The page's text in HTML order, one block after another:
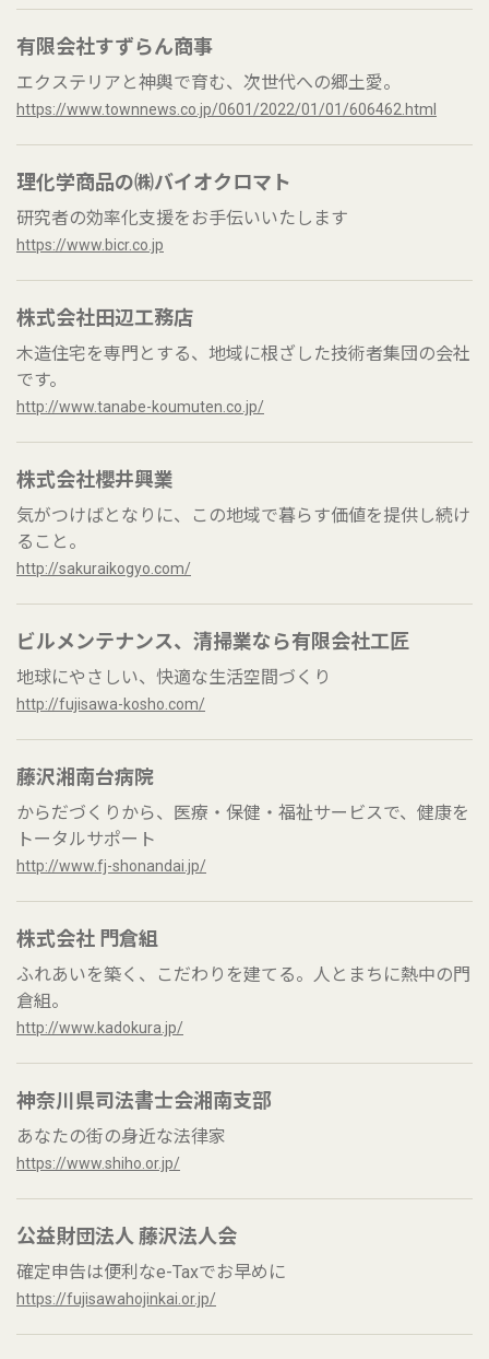
有限会社すずらん商事
エクステリアと神輿で育む、次世代への郷土愛。
https://www.townnews.co.jp/0601/2022/01/01/606462.html
理化学商品の㈱バイオクロマト
研究者の効率化支援をお手伝いいたします
https://www.bicr.co.jp
株式会社田辺工務店
木造住宅を専門とする、地域に根ざした技術者集団の会社
です。
http://www.tanabe-koumuten.co.jp/
株式会社櫻井興業
気がつけばとなりに、この地域で暮らす価値を提供し続け
ること。
http://sakuraikogyo.com/
ビルメンテナンス、清掃業なら有限会社工匠
地球にやさしい、快適な生活空間づくり
http://fujisawa-kosho.com/
藤沢湘南台病院
からだづくりから、医療・保健・福祉サービスで、健康を
トータルサポート
http://www.fj-shonandai.jp/
株式会社 門倉組
ふれあいを築く、こだわりを建てる。人とまちに熱中の門
倉組。
http://www.kadokura.jp/
神奈川県司法書士会湘南支部
あなたの街の身近な法律家
https://www.shiho.or.jp/
公益財団法人 藤沢法人会
確定申告は便利なe-Taxでお早めに
https://fujisawahojinkai.or.jp/